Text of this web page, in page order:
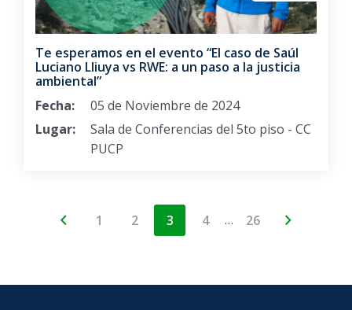
Te esperamos en el evento “El caso de Saúl
Luciano Lliuya vs RWE: a un paso a la justicia
ambiental”
Fecha:
05 de Noviembre de 2024
Lugar:
Sala de Conferencias del 5to piso - CC
PUCP
1 2 3 4 … 26